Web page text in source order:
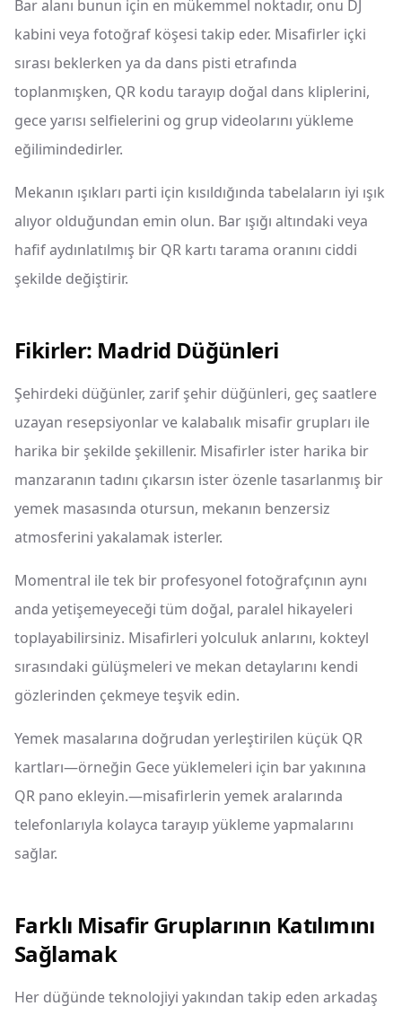
Bar alanı bunun için en mükemmel noktadır, onu DJ
kabini veya fotoğraf köşesi takip eder. Misafirler içki
sırası beklerken ya da dans pisti etrafında
toplanmışken, QR kodu tarayıp doğal dans kliplerini,
gece yarısı selfielerini og grup videolarını yükleme
eğilimindedirler.
Mekanın ışıkları parti için kısıldığında tabelaların iyi ışık
alıyor olduğundan emin olun. Bar ışığı altındaki veya
hafif aydınlatılmış bir QR kartı tarama oranını ciddi
şekilde değiştirir.
Fikirler: Madrid Düğünleri
Şehirdeki düğünler, zarif şehir düğünleri, geç saatlere
uzayan resepsiyonlar ve kalabalık misafir grupları ile
harika bir şekilde şekillenir. Misafirler ister harika bir
manzaranın tadını çıkarsın ister özenle tasarlanmış bir
yemek masasında otursun, mekanın benzersiz
atmosferini yakalamak isterler.
Momentral ile tek bir profesyonel fotoğrafçının aynı
anda yetişemeyeceği tüm doğal, paralel hikayeleri
toplayabilirsiniz. Misafirleri yolculuk anlarını, kokteyl
sırasındaki gülüşmeleri ve mekan detaylarını kendi
gözlerinden çekmeye teşvik edin.
Yemek masalarına doğrudan yerleştirilen küçük QR
kartları—örneğin Gece yüklemeleri için bar yakınına
QR pano ekleyin.—misafirlerin yemek aralarında
telefonlarıyla kolayca tarayıp yükleme yapmalarını
sağlar.
Farklı Misafir Gruplarının Katılımını
Sağlamak
Her düğünde teknolojiyi yakından takip eden arkadaş